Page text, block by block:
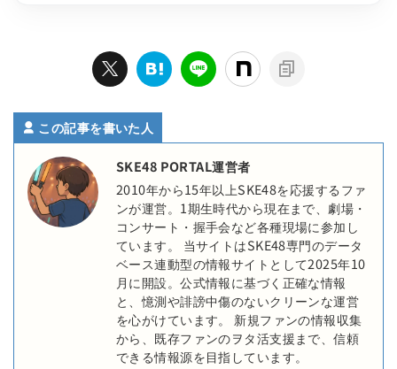
この記事を書いた人
SKE48 PORTAL運営者
2010年から15年以上SKE48を応援するファ
ンが運営。1期生時代から現在まで、劇場・
コンサート・握手会など各種現場に参加し
ています。 当サイトはSKE48専門のデータ
ベース連動型の情報サイトとして2025年10
月に開設。公式情報に基づく正確な情報
と、憶測や誹謗中傷のないクリーンな運営
を心がけています。 新規ファンの情報収集
から、既存ファンのヲタ活支援まで、信頼
できる情報源を目指しています。